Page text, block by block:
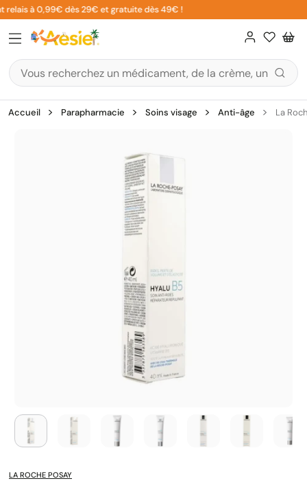
Aller
au
contenu
à 0,99€ dès 29€ et gratuite dès 49€ !
Accueil Parapharmacie Soins visage Anti-âge La
LA ROCHE POSAY